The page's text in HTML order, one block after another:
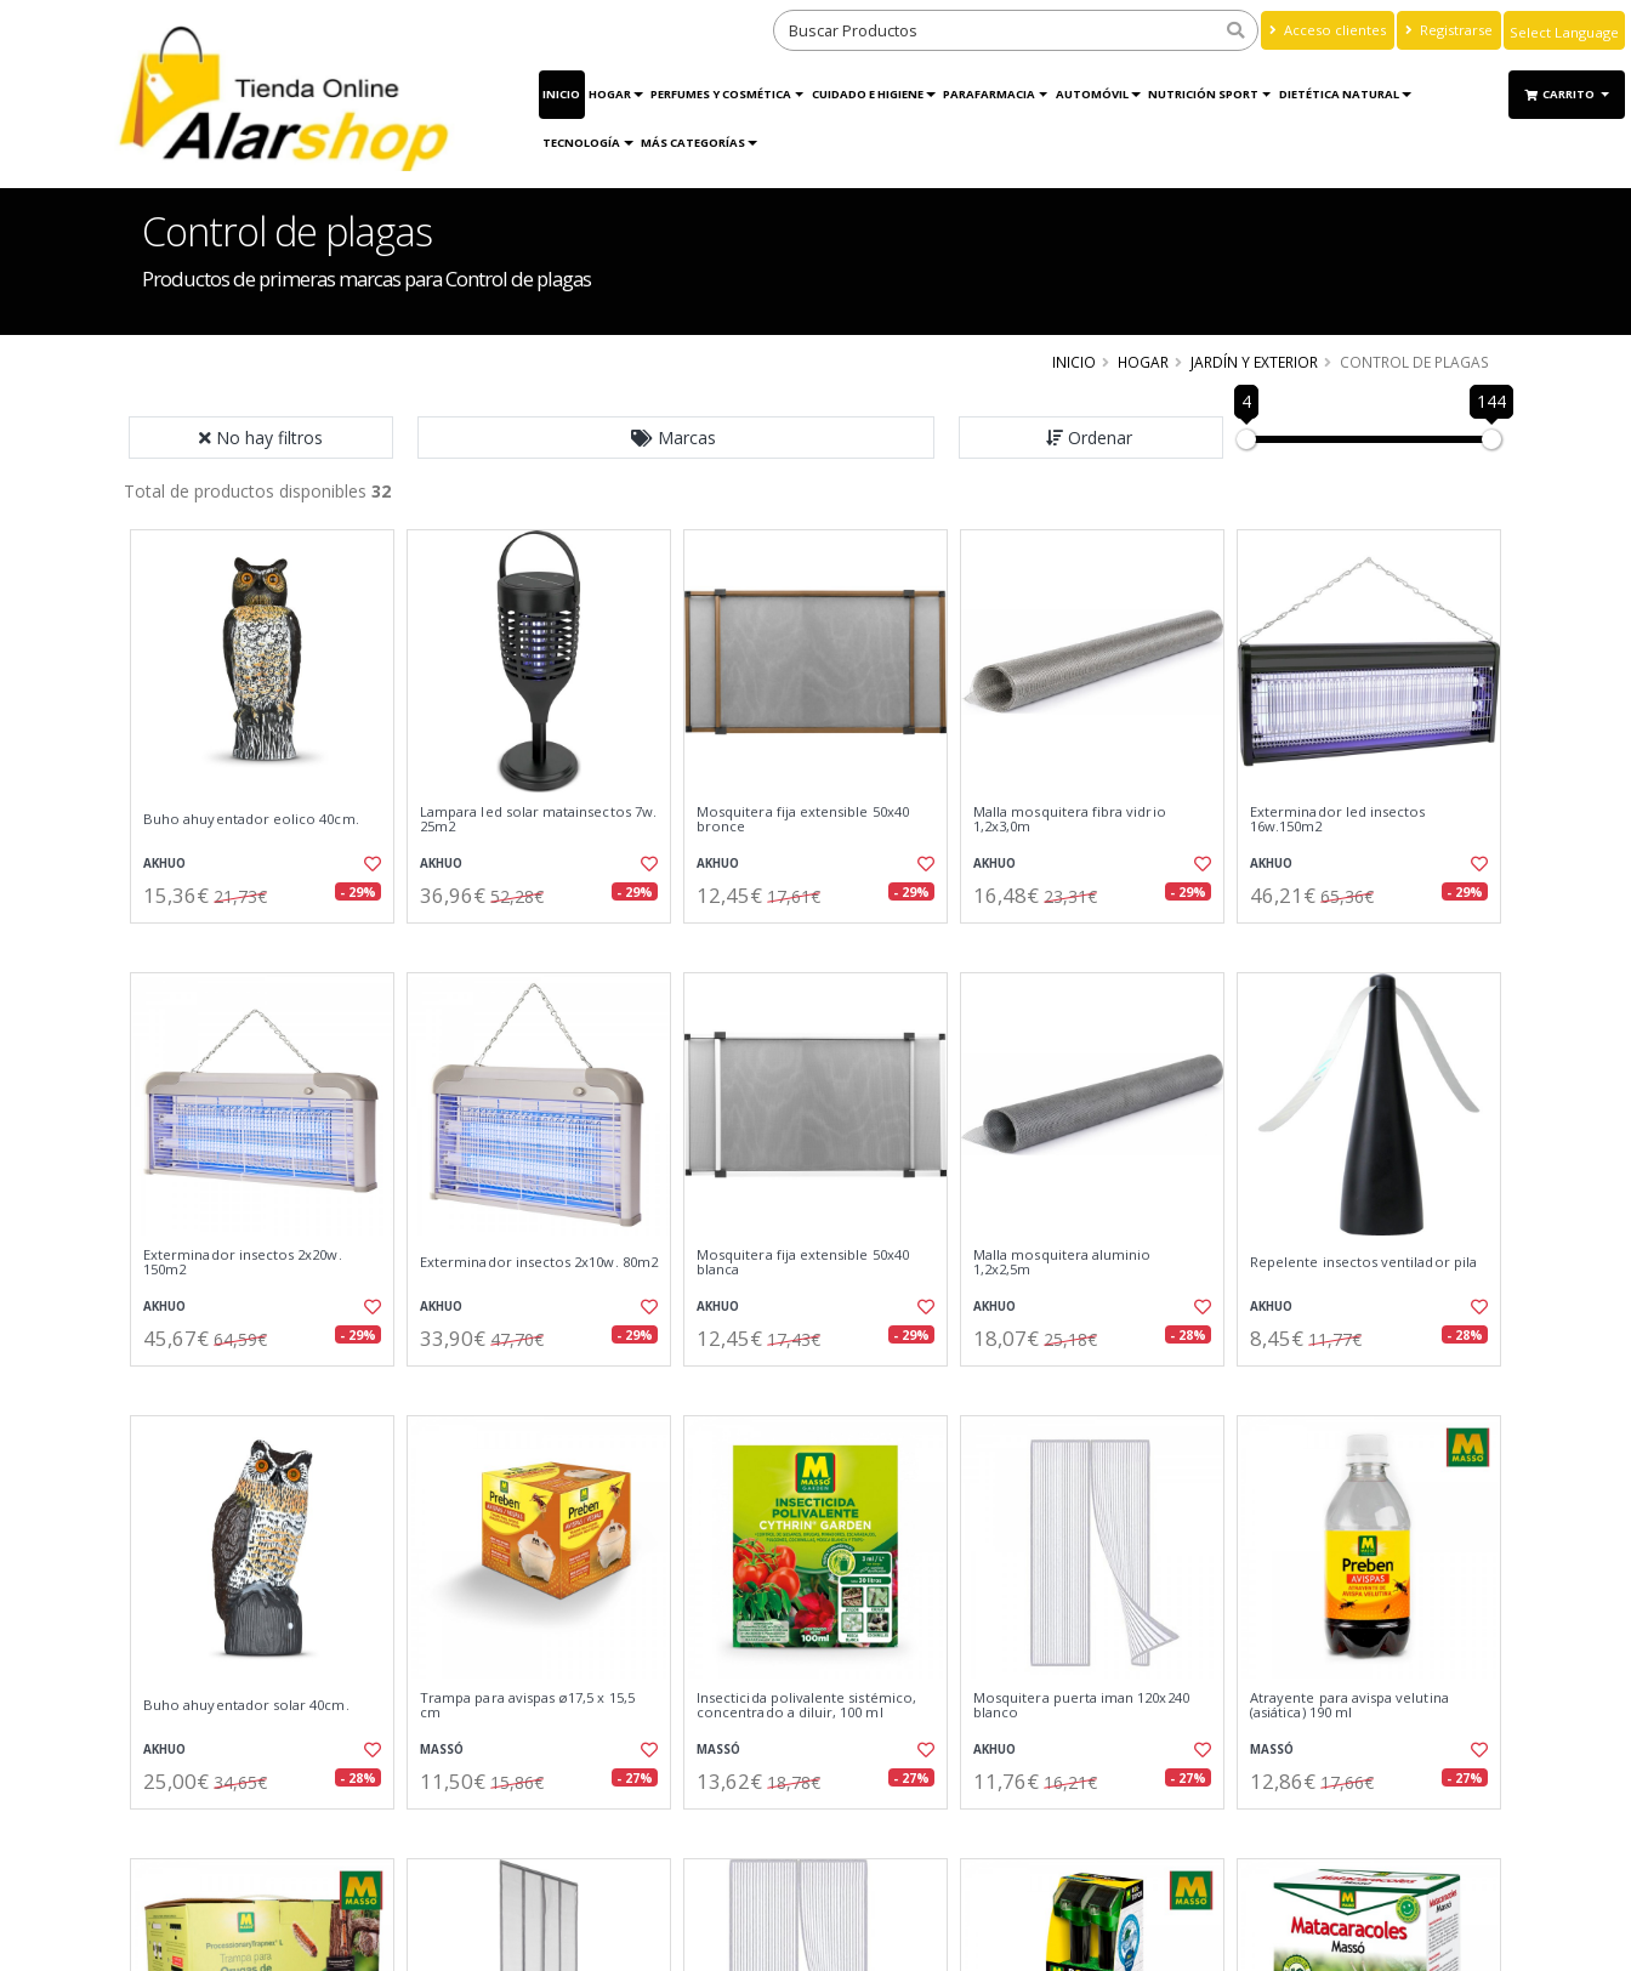
Acceso clientes Registrarse
Translate
INICIO HOGAR PERFUMES Y COSMÉTICA CUIDADO E HIGIENE PARAFARMACIA AUTOMÓVIL NUTRICIÓN SPORT DIETÉTICA NATURAL
TECNOLOGÍA MÁS CATEGORÍAS
CARRITO
Control de plagas
Productos de primeras marcas para Control de plagas
INICIO HOGAR JARDÍN Y EXTERIOR CONTROL DE PLAGAS
No hay filtros Marcas Ordenar
4 144
Total de productos disponibles 32
Buho ahuyentador eolico 40cm.
AKHUO
15,36€ 21,73€ - 29%
Lampara led solar matainsectos 7w.
25m2
AKHUO
36,96€ 52,28€ - 29%
Mosquitera fija extensible 50x40
bronce
AKHUO
12,45€ 17,61€ - 29%
Malla mosquitera fibra vidrio
1,2x3,0m
AKHUO
16,48€ 23,31€ - 29%
Exterminador led insectos
16w.150m2
AKHUO
46,21€ 65,36€ - 29%
Exterminador insectos 2x20w.
150m2
AKHUO
45,67€ 64,59€ - 29%
Exterminador insectos 2x10w. 80m2
AKHUO
33,90€ 47,70€ - 29%
Mosquitera fija extensible 50x40
blanca
AKHUO
12,45€ 17,43€ - 29%
Malla mosquitera aluminio
1,2x2,5m
AKHUO
18,07€ 25,18€ - 28%
Repelente insectos ventilador pila
AKHUO
8,45€ 11,77€ - 28%
Buho ahuyentador solar 40cm.
AKHUO
25,00€ 34,65€ - 28%
Trampa para avispas ø17,5 x 15,5
cm
MASSÓ
11,50€ 15,86€ - 27%
Insecticida polivalente sistémico,
concentrado a diluir, 100 ml
MASSÓ
13,62€ 18,78€ - 27%
Mosquitera puerta iman 120x240
blanco
AKHUO
11,76€ 16,21€ - 27%
Atrayente para avispa velutina
(asiática) 190 ml
MASSÓ
12,86€ 17,66€ - 27%